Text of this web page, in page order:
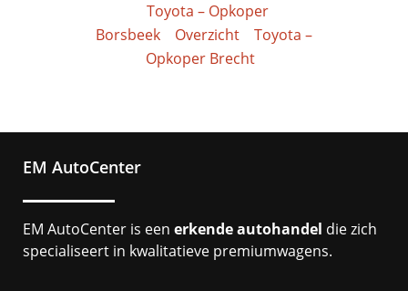
Toyota – Opkoper
Borsbeek
Overzicht
Toyota –
Opkoper Brecht
EM AutoCenter
EM AutoCenter is een erkende autohandel die zich
specialiseert in kwalitatieve premiumwagens.